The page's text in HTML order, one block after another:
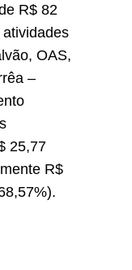
R$ 82
OAS,
–
25,77
R$